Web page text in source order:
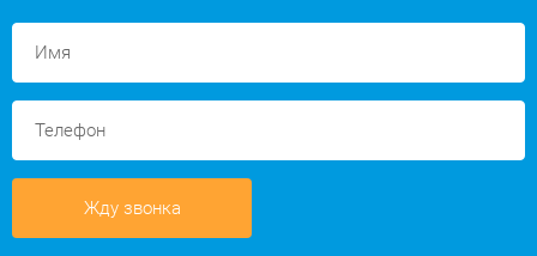
Жду звонка